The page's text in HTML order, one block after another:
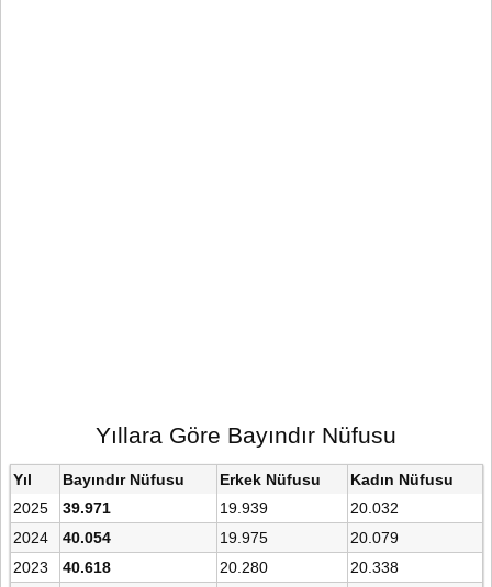
Yıllara Göre Bayındır Nüfusu
Yıl Bayındır Nüfusu Erkek Nüfusu
Kadın Nüfusu
2025
39.971 19.939
20.032
2024
40.054 19.975
20.079
2023
40.618 20.280
20.338